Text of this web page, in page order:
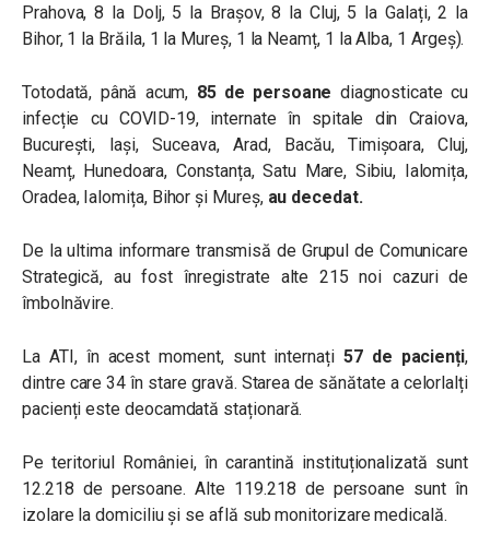
Prahova, 8 la Dolj, 5 la Brașov, 8 la Cluj, 5 la Galați, 2 la
Bihor, 1 la Brăila, 1 la Mureș, 1 la Neamț, 1 la Alba, 1 Argeș).
Totodată, până acum, 85 de persoane diagnosticate cu
infecție cu COVID-19, internate în spitale din Craiova,
București, Iași, Suceava, Arad, Bacău, Timișoara, Cluj,
Neamț, Hunedoara, Constanța, Satu Mare, Sibiu, Ialomița,
Oradea, Ialomița, Bihor și Mureș, au decedat.
De la ultima informare transmisă de Grupul de Comunicare
Strategică, au fost înregistrate alte 215 noi cazuri de
îmbolnăvire.
La ATI, în acest moment, sunt internați57 de pacienți,
dintre care 34 în stare gravă. Starea de sănătate a celorlalți
pacienți este deocamdată staționară.
Pe teritoriul României, în carantină instituționalizată sunt
12.218 de persoane. Alte 119.218 de persoane sunt în
izolare la domiciliu și se află sub monitorizare medicală.